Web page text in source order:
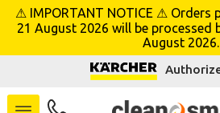
menu
⚠ IMPORTANT NOTICE ⚠ Orders
21 August 2026 will be processed
August 2026.